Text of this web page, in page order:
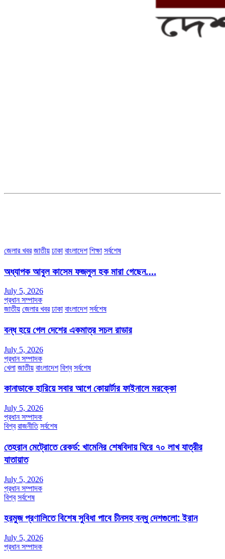
জেলার খবর জাতীয় ঢাকা বাংলাদেশ শিক্ষা সর্বশেষ
অধ্যাপক আবুল কাসেম ফজলুল হক মারা গেছেন….
July 5, 2026
প্রধান সম্পাদক
জাতীয় জেলার খবর ঢাকা বাংলাদেশ সর্বশেষ
বন্ধ হয়ে গেল দেশের একমাত্র সচল রাডার
July 5, 2026
প্রধান সম্পাদক
খেলা জাতীয় বাংলাদেশ বিশ্ব সর্বশেষ
কানাডাকে হারিয়ে সবার আগে কোয়ার্টার ফাইনালে মরক্কো
July 5, 2026
প্রধান সম্পাদক
বিশ্ব রাজনীতি সর্বশেষ
তেহরান মেট্রোতে রেকর্ড: খামেনির শেষবিদায় ঘিরে ৭০ লাখ যাত্রীর
যাতায়াত
July 5, 2026
প্রধান সম্পাদক
বিশ্ব সর্বশেষ
হরমুজ প্রণালিতে বিশেষ সুবিধা পাবে চীনসহ বন্ধু দেশগুলো: ইরান
July 5, 2026
প্রধান সম্পাদক